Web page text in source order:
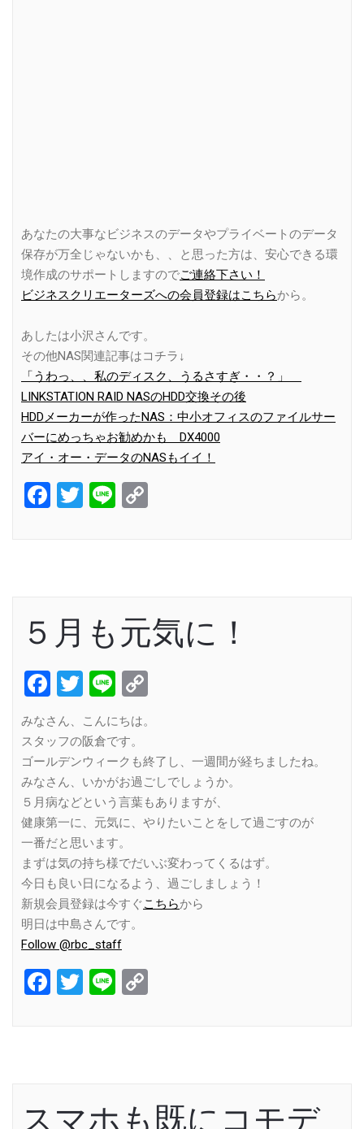
あなたの大事なビジネスのデータやプライベートのデータ
保存が万全じゃないかも、、と思った方は、安心できる環
境作成のサポートしますのでご連絡下さい！
ビジネスクリエーターズへの会員登録はこちらから。
あしたは小沢さんです。
その他NAS関連記事はコチラ↓
「うわっ、、私のディスク、うるさすぎ・・？」
LINKSTATION RAID NASのHDD交換その後
HDDメーカーが作ったNAS：中小オフィスのファイルサー
バーにめっちゃお勧めかも DX4000
アイ・オー・データのNASもイイ！
Facebook
Twitter
Line
５月も元気に！
Facebook
Twitter
Line
みなさん、こんにちは。
スタッフの阪倉です。
ゴールデンウィークも終了し、一週間が経ちましたね。
みなさん、いかがお過ごしでしょうか。
５月病などという言葉もありますが、
健康第一に、元気に、やりたいことをして過ごすのが
一番だと思います。
まずは気の持ち様でだいぶ変わってくるはず。
今日も良い日になるよう、過ごしましょう！
新規会員登録は今すぐこちらから
明日は中島さんです。
Follow @rbc_staff
Facebook
Twitter
Line
スマホも既にコモデ